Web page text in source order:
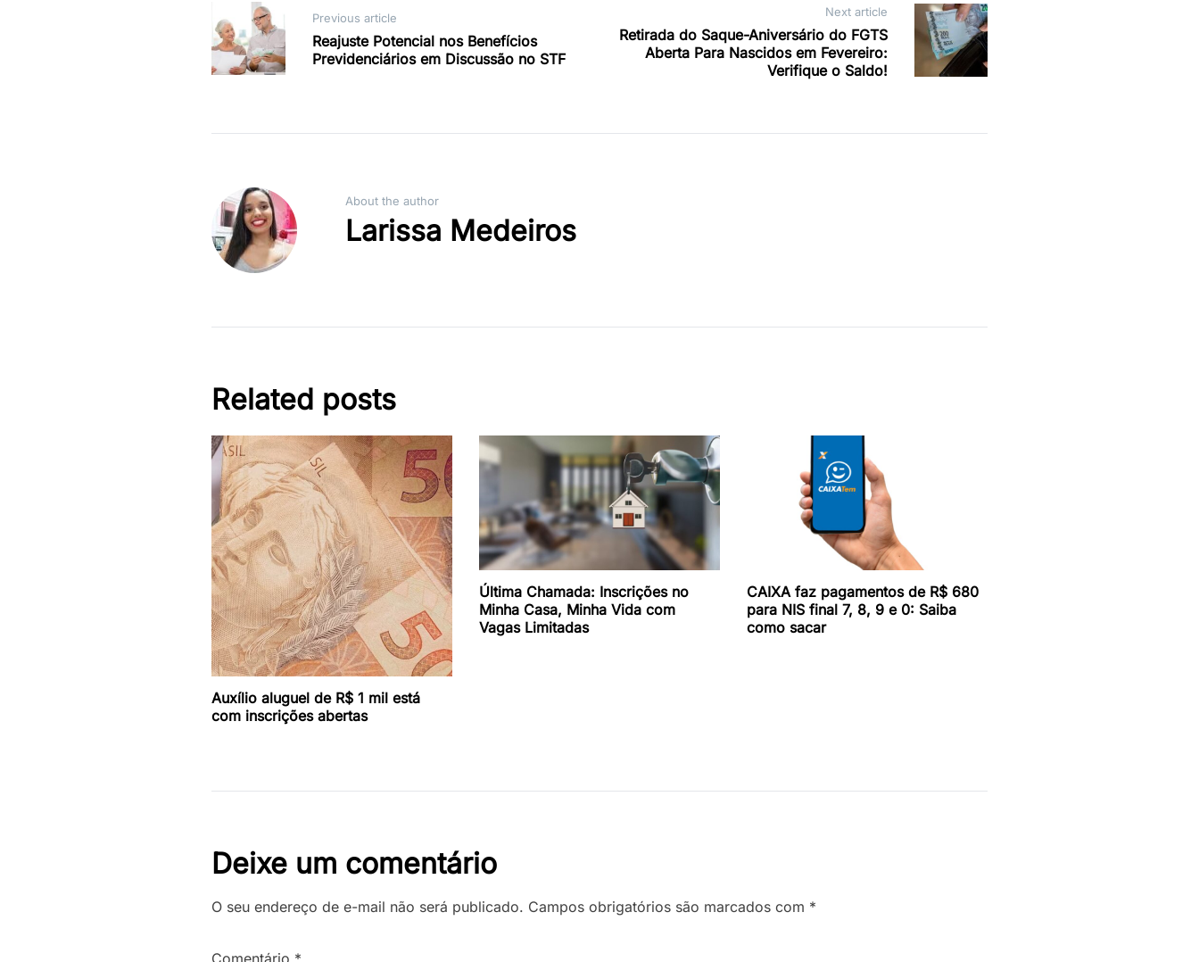
Post
navigation
Previous article
Reajuste Potencial nos Benefícios
Previdenciários em Discussão no STF
Next article
Retirada do Saque-Aniversário do FGTS
Aberta Para Nascidos em Fevereiro:
Verifique o Saldo!
About the author
Larissa Medeiros
Related posts
Auxílio aluguel de R$ 1 mil está
com inscrições abertas
Última Chamada: Inscrições no
Minha Casa, Minha Vida com
Vagas Limitadas
CAIXA faz pagamentos de R$ 680
para NIS final 7, 8, 9 e 0: Saiba
como sacar
Deixe um comentário
O seu endereço de e-mail não será publicado. Campos obrigatórios são marcados com *
Comentário *